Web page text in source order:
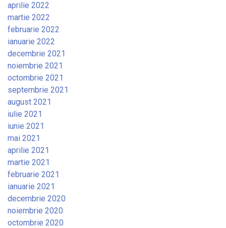
aprilie 2022
martie 2022
februarie 2022
ianuarie 2022
decembrie 2021
noiembrie 2021
octombrie 2021
septembrie 2021
august 2021
iulie 2021
iunie 2021
mai 2021
aprilie 2021
martie 2021
februarie 2021
ianuarie 2021
decembrie 2020
noiembrie 2020
octombrie 2020